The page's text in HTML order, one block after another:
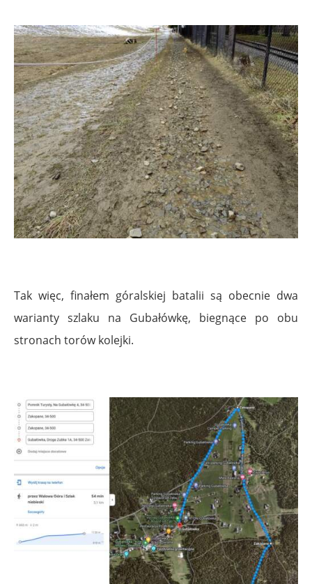
Tak więc, finałem góralskiej batalii są obecnie dwa
warianty szlaku na Gubałówkę, biegnące po obu
stronach torów kolejki.